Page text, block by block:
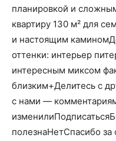
планировкой и
квартиру 130 м² для
и настоящим
оттенки: интерьер
интересным миксом
близким+Делитесь с
с нами —
полезнаНетСпасибо за